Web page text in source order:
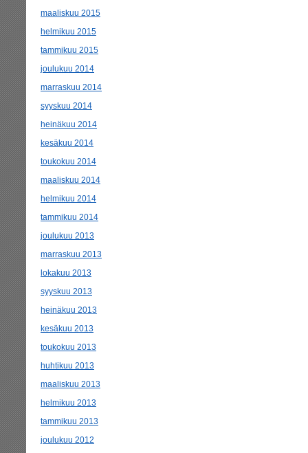
maaliskuu 2015
helmikuu 2015
tammikuu 2015
joulukuu 2014
marraskuu 2014
syyskuu 2014
heinäkuu 2014
kesäkuu 2014
toukokuu 2014
maaliskuu 2014
helmikuu 2014
tammikuu 2014
joulukuu 2013
marraskuu 2013
lokakuu 2013
syyskuu 2013
heinäkuu 2013
kesäkuu 2013
toukokuu 2013
huhtikuu 2013
maaliskuu 2013
helmikuu 2013
tammikuu 2013
joulukuu 2012